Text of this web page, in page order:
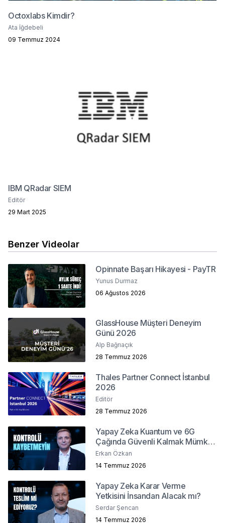
Octoxlabs Kimdir?
Ata İğdebeli
09 Temmuz 2024
IBM QRadar SIEM
Editör
29 Mart 2025
Benzer Videolar
Opinnate Başarı Hikayesi - PayTR
Yunus Durmaz
06 Ağustos 2026
GlassHouse Müşteri Deneyim
Günü 2026
Alp Bağrıaçık
28 Temmuz 2026
Thales Partner Connect İstanbul
2026
Editör
28 Temmuz 2026
Yapay Zeka Kuantum ve 6G
Çağında Güvenli Kalmak Mümkün
mü?
Erkan Özkan
14 Temmuz 2026
Yapay Zeka Karar Verme
Yetkisini İnsandan Alacak mı?
Serdar Şencan
14 Temmuz 2026